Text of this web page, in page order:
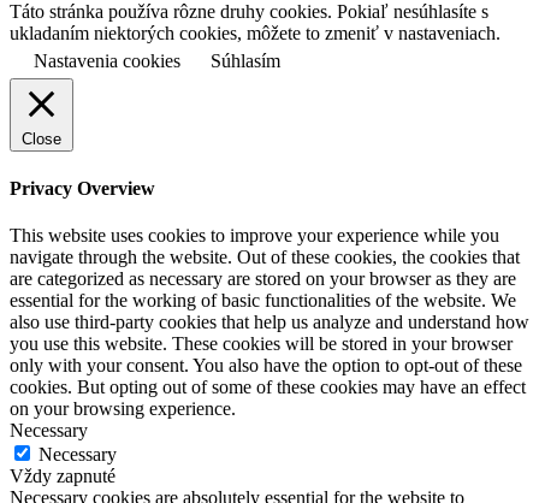
Táto stránka používa rôzne druhy cookies. Pokiaľ nesúhlasíte s
ukladaním niektorých cookies, môžete to zmeniť v nastaveniach.
Nastavenia cookies
Súhlasím
Close
Privacy Overview
This website uses cookies to improve your experience while you
navigate through the website. Out of these cookies, the cookies that
are categorized as necessary are stored on your browser as they are
essential for the working of basic functionalities of the website. We
also use third-party cookies that help us analyze and understand how
you use this website. These cookies will be stored in your browser
only with your consent. You also have the option to opt-out of these
cookies. But opting out of some of these cookies may have an effect
on your browsing experience.
Necessary
Necessary
Vždy zapnuté
Necessary cookies are absolutely essential for the website to